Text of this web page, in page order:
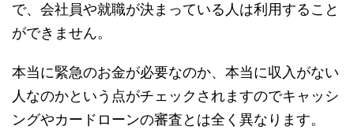
で、会社員や就職が決まっている人は利用すること
ができません。
本当に緊急のお金が必要なのか、本当に収入がない
人なのかという点がチェックされますのでキャッシ
ングやカードローンの審査とは全く異なります。